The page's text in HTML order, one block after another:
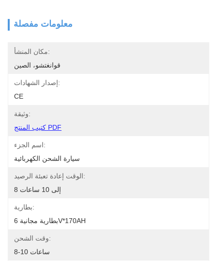
معلومات مفصلة
مكان المنشأ:
قوانغتشو، الصين
إصدار الشهادات:
CE
وثيقة:
كتيب المنتج PDF
اسم الجزء:
سيارة الشحن الكهربائية
الوقت إعادة تعبئة الرصيد:
8 إلى 10 ساعات
بطارية:
بطارية مجانية 6V*170AH
وقت الشحن:
8-10 ساعات